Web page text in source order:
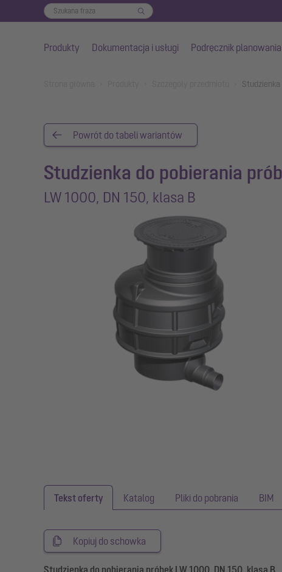
Produkty Dokumentacja i usługi Podręcznik planowania
Powrót do tabeli wariantów
Studzienka do pobierania
LW 1000, DN 150, klasa B
Tekst oferty Katalog Pliki do pobrania BIM
Kopiuj do schowka
Studzienka do pobierania próbek LW 1000, DN 150, klasa B